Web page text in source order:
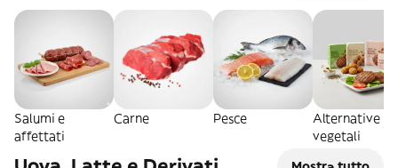
Salumi e
affettati
Carne Pesce
Alternative
vegetali